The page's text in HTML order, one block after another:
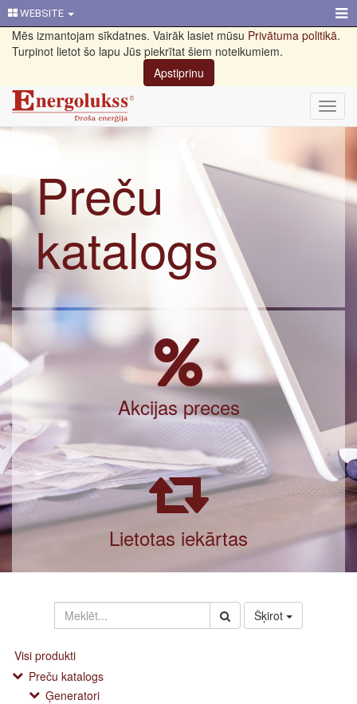
WEBSITE
Mēs izmantojam sīkdatnes. Vairāk lasiet mūsu Privātuma politikā.
Turpinot lietot šo lapu Jūs piekrītat šiem noteikumiem.
Apstiprinu
Preču
katalogs
Akcijas preces
Lietotas iekārtas
Šķirot
Visi produkti
Preču katalogs
Ģeneratori